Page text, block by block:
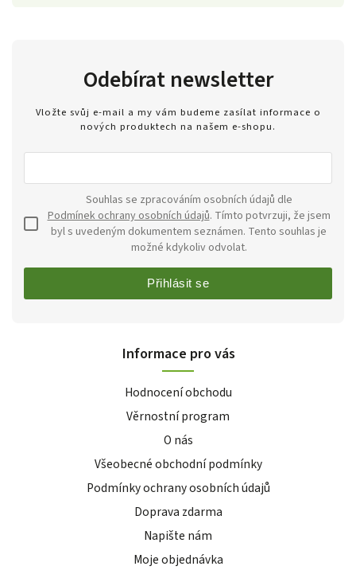
Odebírat newsletter
Vložte svůj e-mail a my vám budeme zasílat informace o
nových produktech na našem e-shopu.
Podmínek ochrany osobních údajů. Tímto potvrzuji, že jsem
byl s uvedeným dokumentem seznámen. Tento souhlas je
možné kdykoliv odvolat.
Přihlásit se
Informace pro vás
Hodnocení obchodu
Věrnostní program
O nás
Všeobecné obchodní podmínky
Podmínky ochrany osobních údajů
Doprava zdarma
Napište nám
Moje objednávka